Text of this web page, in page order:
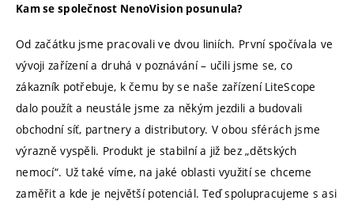
Kam se společnost NenoVision posunula?
Od začátku jsme pracovali ve dvou liniích. První spočívala ve
vývoji zařízení a druhá v poznávání – učili jsme se, co
zákazník potřebuje, k čemu by se naše zařízení LiteScope
dalo použít a neustále jsme za někým jezdili a budovali
obchodní síť, partnery a distributory. V obou sférách jsme
výrazně vyspěli. Produkt je stabilní a již bez „dětských
nemocí“. Už také víme, na jaké oblasti využití se chceme
zaměřit a kde je největší potenciál. Teď spolupracujeme s asi